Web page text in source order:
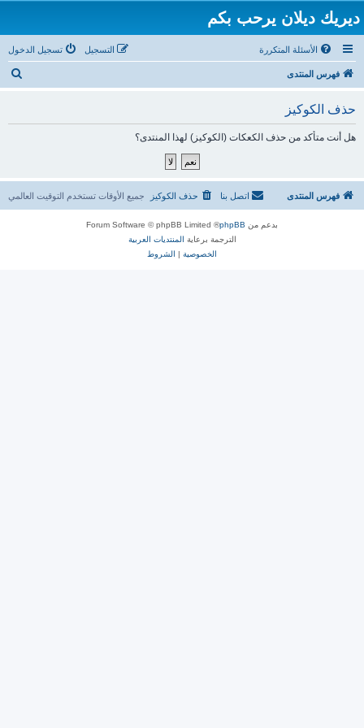
ديريك ديلان يرحب بكم
الأسئلة المتكررة تسجيل الدخول التسجيل
فهرس المنتدى
حذف الكوكيز
هل أنت متأكد من حذف الكعكات (الكوكيز) لهذا المنتدى؟
فهرس المنتدى جميع الأوقات تستخدم التوقيت العالمي حذف الكوكيز اتصل بنا
بدعم من phpBB
® Forum Software © phpBB Limited
الترجمة برعاية المنتديات العربية
الخصوصية | الشروط